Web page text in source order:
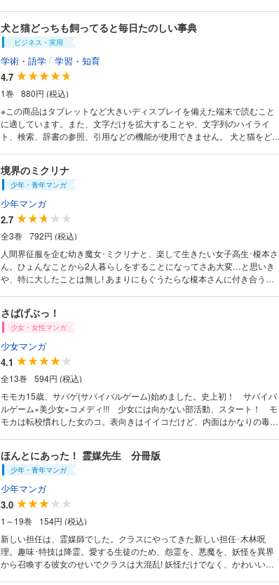
犬と猫どっちも飼ってると毎日たのしい事典
ビジネス・実用
学術・語学 / 学習・知育
4.7
1巻
880円 (税込)
※この商品はタブレットなど大きいディスプレイを備えた端末で読むこと
に適しています。また、文字だけを拡大することや、文字列のハイライ
ト、検索、辞書の参照、引用などの機能が使用できません。 犬と猫をどっ
をひとつ屋根の下に飼っている日常を題材にしたマンガ「犬と猫どっちも
飼ってると毎日たのしい」が空前の大ヒットです。笑いあり、ほろりエピ
ソードありで、コミックは累計発行部数は50万部を超え、犬派も猫派も世
代も超えて大反響を呼んでいます。本書は、松本ひで吉さんのPalcyコミ
ックをベースに、犬と猫のユニークな生態を見開きで比較しながら解説し
た新感覚「犬猫事典」です。ペットの定番である犬と猫。身近な動物なの
に知らないことがいっぱい。「犬と猫ってこんな行動をするのか！」「こ
の行動にはこういう意味があったんだ」「こんなに習性がちがう動物なの
か！」などさまざまな発見があることでしょう。犬好きや猫好きはもちろ
ん、どちらも飼っていない人にとっても面白い読み物です。『ざんねんな
いきもの事典』シリーズで知られる動物学者・今泉忠明先生のたのしい解
説も見どころです。 ※この商品は紙の書籍のページを画像にした電子書籍
です。文字だけを拡大することはできませんので、タブレットサイズの端
照、引用などの機能も使用できません。
境界のミクリナ
少年・青年マンガ
少年マンガ
2.7
全3巻
792円 (税込)
人間界征服を企む幼き魔女･ミクリナと、楽して生きたい女子高生･榎本さ
ん。ひょんなことから2人暮らしをすることになってさあ大変…と思いき
や、特に大したことは無し! あまりにもぐうたらな榎本さんに付き合うう
日常ギャグワールド開幕!
さばげぶっ！
少女・女性マンガ
少女マンガ
4.1
全13巻
594円 (税込)
モモカ15歳、サバゲ(サバイバルゲーム)始めました。史上初！ サバイバ
ルゲーム×美少女×コメディ!!! 少女には向かない部活動、スタート！ モ
モカは転校慣れした女のコ。表向きはイイコだけど、内面はかなりの毒舌
くされた銃の才能があるらしく!? 前代未聞のサバゲコメディ、登場！
ほんとにあった！ 霊媒先生 分冊版
少年・青年マンガ
少年マンガ
3.0
1～19巻
154円 (税込)
新しい担任は、霊媒師でした。クラスにやってきた新しい担任･木林呪
理。趣味･特技は降霊。愛する生徒のため、怨霊を、悪魔を、妖怪を異界
から召喚する彼女のせいでクラスは大混乱! 妖怪だけでなく、かわいい黒